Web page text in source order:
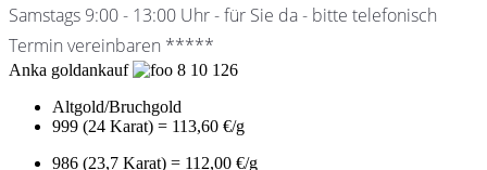
Samstags 9:00 - 13:00 Uhr - für Sie da - bitte telefonisch
Termin vereinbaren *****
Anka goldankauf 8 10 126
Altgold/Bruchgold
999 (24 Karat) = 113,60 €/g
986 (23,7 Karat) = 112,00 €/g